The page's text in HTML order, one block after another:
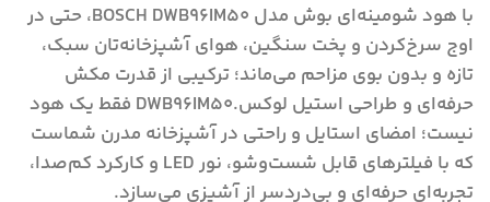
با هود شومینه‌ای بوش مدل BOSCH DWB96IM50، حتی در
اوج سرخ‌کردن و پخت سنگین، هوای آشپزخانه‌تان سبک،
تازه و بدون بوی مزاحم می‌ماند؛ ترکیبی از قدرت مکش
حرفه‌ای و طراحی استیل لوکس.DWB96IM50 فقط یک هود
نیست؛ امضای استایل و راحتی در آشپزخانه مدرن شماست
که با فیلترهای قابل شست‌وشو، نور LED و کارکرد کم‌صدا،
تجربه‌ای حرفه‌ای و بی‌دردسر از آشپزی می‌سازد.